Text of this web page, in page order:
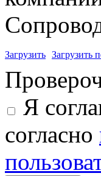
Загрузить Загрузить
Я
согласно